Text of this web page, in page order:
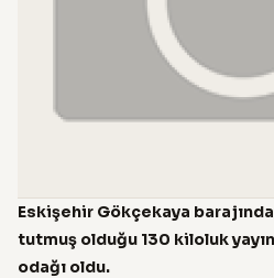
Eskişehir Gökçekaya barajında
tutmuş olduğu 130 kiloluk
odağı oldu.